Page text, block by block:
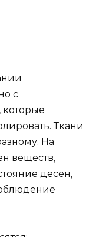
с
Ткани
На
веществ,
десен,